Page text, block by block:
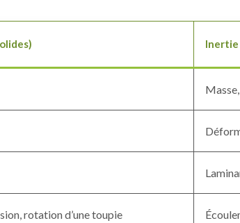
Inertie
rotation d’une toupie